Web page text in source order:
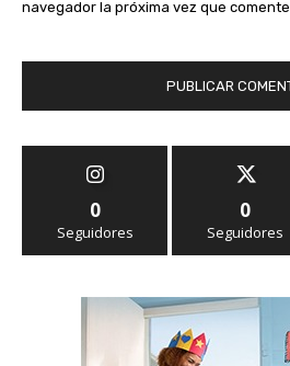
navegador la próxima vez que comente.
0
Seguidores
0
Seguidores